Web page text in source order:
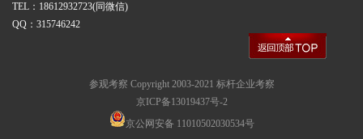
TEL：18612932723(同微信)
QQ：315746242
参观考察 Copyright 2003-2021 标杆企业考察
京ICP备13019437号-2
京公网安备 11010502030534号